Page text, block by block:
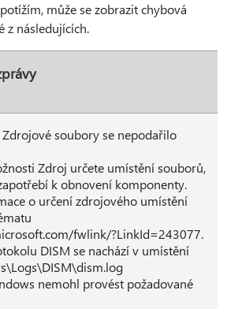
může se zobrazit chybová
z následujících.
Zdrojové soubory se nepodařilo
Zdroj určete umístění souborů,
k obnovení komponenty.
o určení zdrojového umístění
fwlink/?LinkId=243077.
DISM se nachází v umístění
nemohl provést požadované